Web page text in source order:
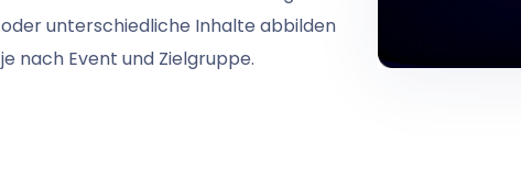
oder unterschiedliche Inhalte abbilden
je nach Event und Zielgruppe.